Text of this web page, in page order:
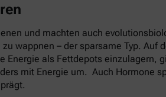
und machten auch
wappnen – der sparsame Typ.
Energie als Fettdepots einzulagern,
mit Energie um. Auch Hormone